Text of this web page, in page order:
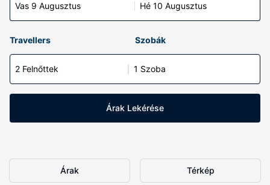
Vas 9 Augusztus Hé 10 Augusztus
Travellers Szobák
2 Felnőttek 1 Szoba
Árak Lekérése
Árak Térkép